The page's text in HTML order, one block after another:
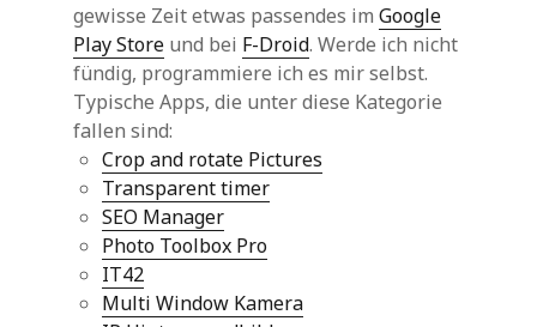
gewisse Zeit etwas passendes imGoogle
Play Store und bei F-Droid. Werde ich nicht
fündig, programmiere ich es mir selbst.
Typische Apps, die unter diese Kategorie
fallen sind:
Crop and rotate Pictures
Transparent timer
SEO Manager
Photo Toolbox Pro
IT42
Multi Window Kamera